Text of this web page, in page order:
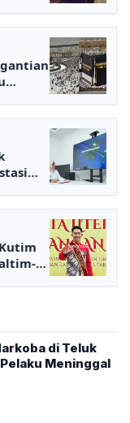
di Teluk
Meninggal